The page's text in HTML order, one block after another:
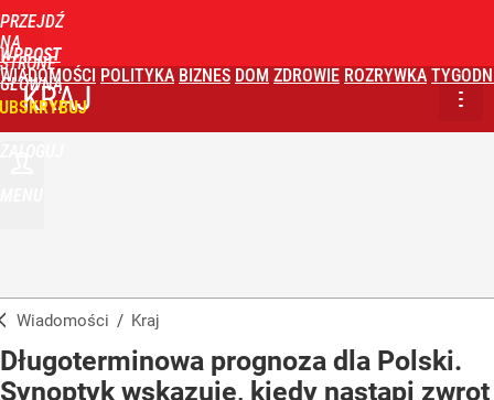
PRZEJDŹ
NA
STRONĘ
GŁÓWNĄ
WPROST
WIADOMOŚCI POLITYKA BIZNES DOM ZDROWIE ROZRYWKA
KRAJ
Wiadomości / Kraj
Długoterminowa prognoza dla Polski.
Synoptyk wskazuje, kiedy nastąpi zwrot